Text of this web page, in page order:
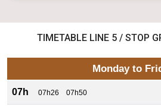
TIMETABLE LINE 5 / STOP
Monday to
07h 07h26 07h50